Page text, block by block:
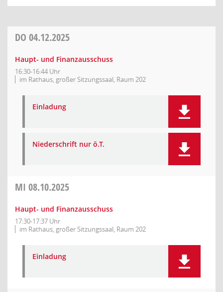
DO 04.12.2025
Haupt- und Finanzausschuss
16:30-16:44 Uhr
im Rathaus, großer Sitzungssaal, Raum 202
Einladung
Niederschrift nur ö.T.
MI 08.10.2025
Haupt- und Finanzausschuss
17:30-17:37 Uhr
im Rathaus, großer Sitzungssaal, Raum 202
Einladung